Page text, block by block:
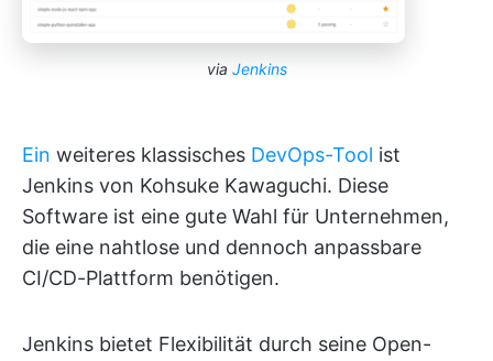
via Jenkins
Ein weiteres klassisches DevOps-Tool ist
Jenkins von Kohsuke Kawaguchi. Diese
Software ist eine gute Wahl für Unternehmen,
die eine nahtlose und dennoch anpassbare
CI/CD-Plattform benötigen.
Jenkins bietet Flexibilität durch seine Open-